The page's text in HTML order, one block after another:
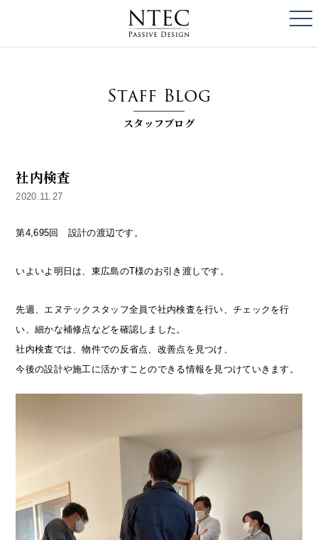
Staff Blog
スタッフブログ
社内検査
2020.11.27
第4,695回 設計の渡辺です。
いよいよ明日は、東広島のT様のお引き渡しです。
先週、エヌテックスタッフ全員で社内検査を行い、チェックを行
い、細かな補修点などを確認しました。
社内検査では、物件での反省点、改善点を見つけ、
今後の設計や施工に活かすことのできる情報を見つけていきます。